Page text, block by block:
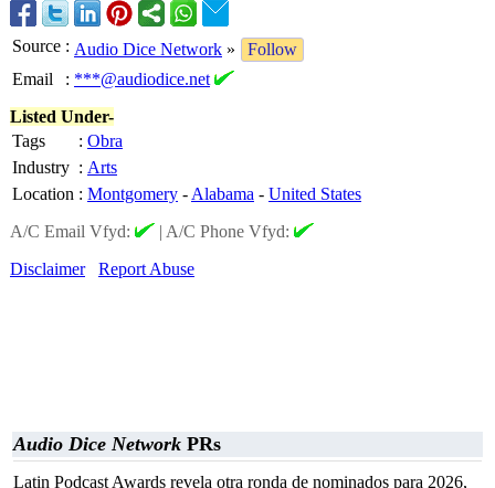
Source : Audio Dice Network »
Follow
Email
: ***@audiodice.net
Listed Under-
Tags
: Obra
Industry : Arts
Location : Montgomery - Alabama - United States
A/C Email Vfyd:
| A/C Phone Vfyd:
Disclaimer
Report Abuse
Audio Dice Network PRs
Latin Podcast Awards revela otra ronda de nominados para 2026,